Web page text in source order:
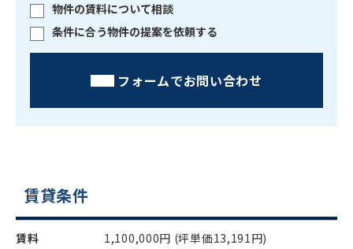
物件の賃料について相談
条件に合う物件の提案を依頼する
フォームでお問い合わせ
賃貸条件
賃料 1,100,000円 (坪単価13,191円)